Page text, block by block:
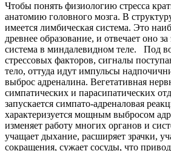
Чтобы понять физиологию стресса
анатомию головного мозга. В
имеется лимбическая система. Это
древнее образование, и отвечает оно
система в миндалевидном теле. Под
стрессовых факторов, сигналы
тело, оттуда идут импульсы
выброс адреналина. Вегетативная
симпатических и парасипатических
запускается симпато-адреналовая
характеризуется мощным выбросом
изменяет работу многих органов и
учащает дыхание, расширяет зрачки,
сокращения, сужает сосуды, что